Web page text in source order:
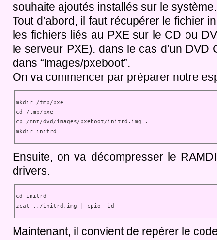
souhaite ajoutés installés sur le système.
Tout d’abord, il faut récupérer le fichier
les fichiers liés au PXE sur le CD ou
le serveur PXE). dans le cas d’un
dans “images/pxeboot”.
On va commencer par préparer notre
mkdir /tmp/pxe
cd /tmp/pxe
cp /mnt/dvd/images/pxeboot/initrd.img .
mkdir initrd
Ensuite, on va décompresser le
drivers.
cd initrd
zcat ../initrd.img | cpio -id
Maintenant, il convient de repérer le